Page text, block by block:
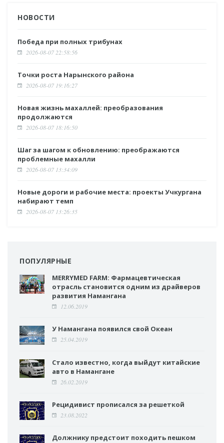
НОВОСТИ
Победа при полных трибунах
2026-08-07 22:58:56
Точки роста Нарынского района
2026-08-07 19:16:27
Новая жизнь махаллей: преобразования
продолжаются
2026-08-07 18:16:50
Шаг за шагом к обновлению: преображаются
проблемные махалли
2026-08-07 13:34:09
Новые дороги и рабочие места: проекты Учкургана
набирают темп
2026-08-07 13:26:35
ПОПУЛЯРНЫЕ
MERRYMED FARM: Фармацевтическая
отрасль становится одним из драйверов
развития Намангана
12.06.2019
У Намангана появился свой Океан
25.04.2019
Стало известно, когда выйдут китайские
авто в Намангане
26.02.2019
Рецидивист прописался за решеткой
23.08.2022
Должнику предстоит походить пешком